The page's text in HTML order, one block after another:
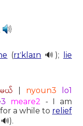
(rɪˈklaɪn 🔊);
lie
ယ် nyoun3
lo1
meare2 - I am
for a while to relief
🔊).